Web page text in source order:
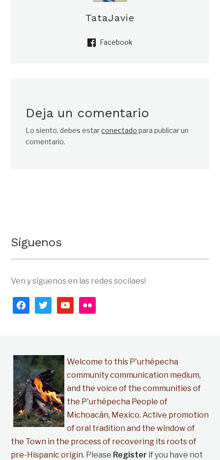
TataJavie
Facebook
Deja un comentario
Lo siento, debes estarconectado para publicar un
comentario.
Síguenos
Ven y síguenos en las redes socilaes!
facebooktwitteryoutubeflickr
Welcome to this P'urhépecha
community communication medium,
and the voice of the communities of
the P'urhépecha People of
Michoacán, Mexico. Active promotion
of oral tradition and the window of
the Town in the process of recovering its roots of
pre-Hispanic origin. Please Register if you have not